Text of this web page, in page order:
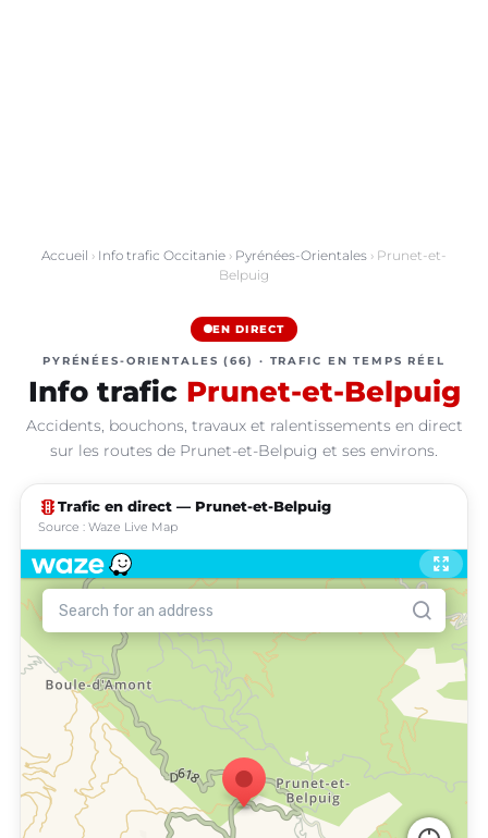
Accueil › Info trafic Occitanie › Pyrénées-Orientales › Prunet-et-
Belpuig
EN DIRECT
PYRÉNÉES-ORIENTALES (66) · TRAFIC EN TEMPS RÉEL
Info trafic Prunet-et-Belpuig
Accidents, bouchons, travaux et ralentissements en direct
sur les routes de Prunet-et-Belpuig et ses environs.
traffic Trafic en direct — Prunet-et-Belpuig
Source : Waze Live Map